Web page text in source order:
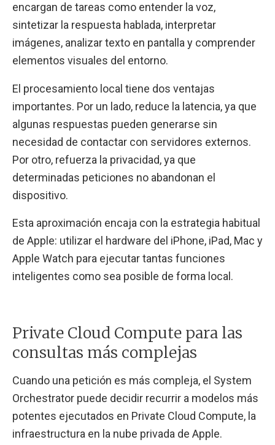
encargan de tareas como entender la voz,
sintetizar la respuesta hablada, interpretar
imágenes, analizar texto en pantalla y comprender
elementos visuales del entorno.
El procesamiento local tiene dos ventajas
importantes. Por un lado, reduce la latencia, ya que
algunas respuestas pueden generarse sin
necesidad de contactar con servidores externos.
Por otro, refuerza la privacidad, ya que
determinadas peticiones no abandonan el
dispositivo.
Esta aproximación encaja con la estrategia habitual
de Apple: utilizar el hardware del iPhone, iPad, Mac y
Apple Watch para ejecutar tantas funciones
inteligentes como sea posible de forma local.
Private Cloud Compute para las
consultas más complejas
Cuando una petición es más compleja, el System
Orchestrator puede decidir recurrir a modelos más
potentes ejecutados en Private Cloud Compute, la
infraestructura en la nube privada de Apple.